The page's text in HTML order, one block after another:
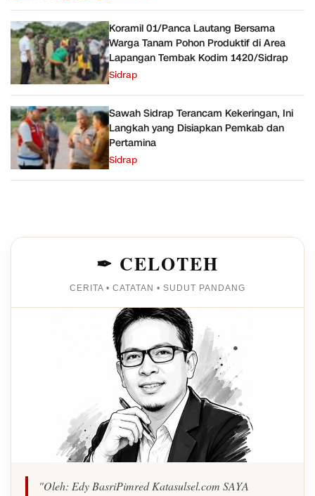
Koramil 01/Panca Lautang Bersama
Warga Tanam Pohon Produktif di Area
Lapangan Tembak Kodim 1420/Sidrap
Sidrap
Sawah Sidrap Terancam Kekeringan, Ini
Langkah yang Disiapkan Pemkab dan
Pertamina
Sidrap
✒ CELOTEH
CERITA • CATATAN • SUDUT PANDANG
"Oleh: Edy BasriPimred Katasulsel.com SAYA